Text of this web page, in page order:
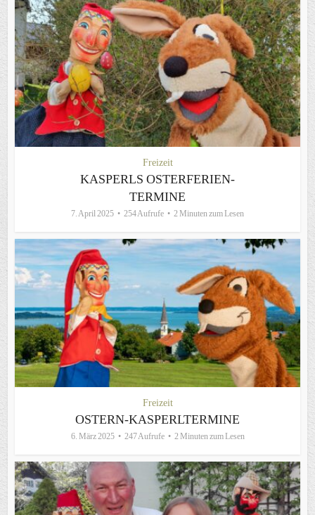
Freizeit
KASPERLS OSTERFERIEN-
TERMINE
7. April 2025 254 Aufrufe 2 Minuten zum Lesen
Freizeit
OSTERN-KASPERLTERMINE
6. März 2025 247 Aufrufe 2 Minuten zum Lesen